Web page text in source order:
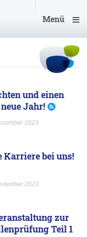
Menü
und einen
Jahr!
2023
Karriere bei uns!
2023
zur
Teil 1